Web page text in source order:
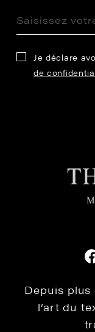
Je déclare
de
Depuis
l’art du